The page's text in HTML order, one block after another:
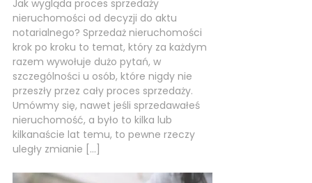
Jak wygląda proces sprzedaży
nieruchomości od decyzji do aktu
notarialnego? Sprzedaż nieruchomości
krok po kroku to temat, który za każdym
razem wywołuje dużo pytań, w
szczególności u osób, które nigdy nie
przeszły przez cały proces sprzedaży.
Umówmy się, nawet jeśli sprzedawałeś
nieruchomość, a było to kilka lub
kilkanaście lat temu, to pewne rzeczy
uległy zmianie […]